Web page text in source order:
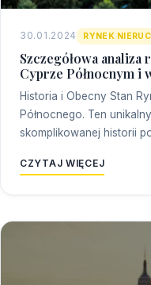
30.01.2024 RYNEK
Szczegółowa
Cyprze Północnym i
Historia i Obecny Stan
Północnego. Ten
skomplikowanej historii
CZYTAJ WIĘCEJ